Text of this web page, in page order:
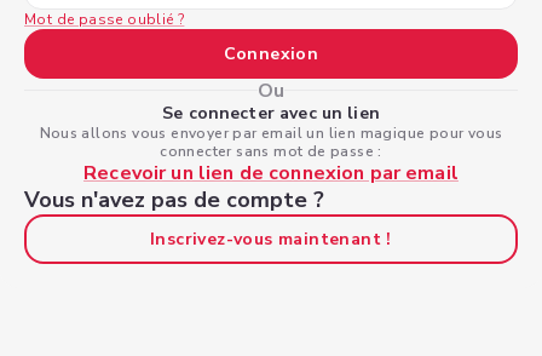
Mot de passe oublié ?
Connexion
Ou
Se connecter avec un lien
Nous allons vous envoyer par email un lien magique pour vous
connecter sans mot de passe :
Recevoir un lien de connexion par email
Vous n'avez pas de compte ?
Inscrivez-vous maintenant !